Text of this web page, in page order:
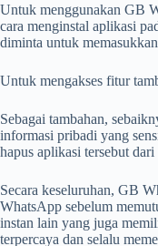
Untuk menggunakan GB
cara menginstal aplikasi
diminta untuk
Untuk mengakses fitur
Sebagai tambahan,
informasi pribadi yang
hapus aplikasi tersebut
Secara keseluruhan, GB
WhatsApp sebelum
instan lain yang juga
terpercaya dan selalu